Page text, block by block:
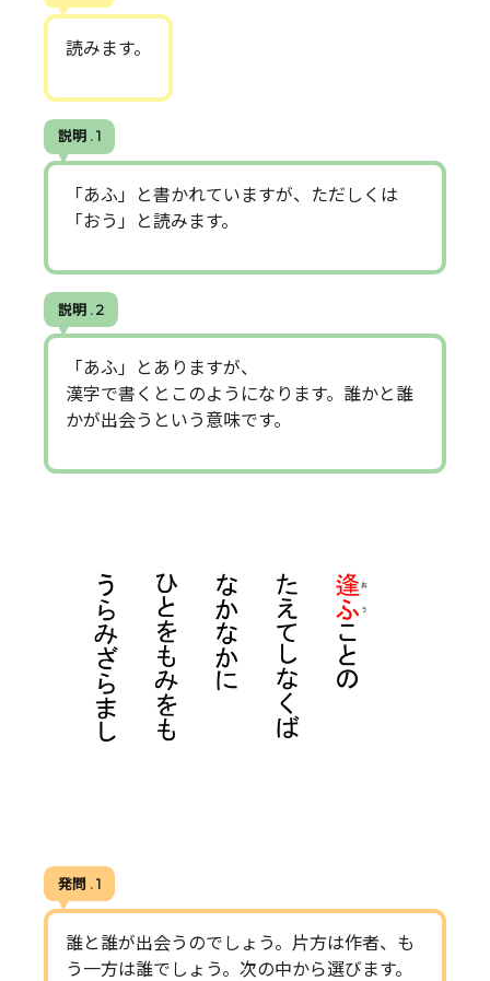
読みます。
説明 . 1
「あふ」と書かれていますが、ただしくは
「おう」と読みます。
説明 . 2
「あふ」とありますが、
漢字で書くとこのようになります。誰かと誰
かが出会うという意味です。
発問 . 1
誰と誰が出会うのでしょう。片方は作者、も
う一方は誰でしょう。次の中から選びます。